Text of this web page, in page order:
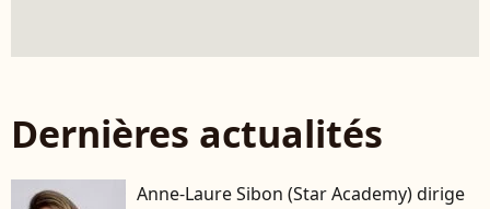
Dernières actualités
Anne-Laure Sibon (Star Academy) dirige